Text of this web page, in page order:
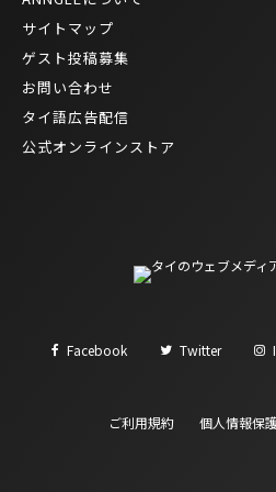
サイトマップ
ゲスト投稿募集
お問い合わせ
タイ語広告配信
公式オンラインストア
Facebook Twitter
ご利用規約 個人情報保